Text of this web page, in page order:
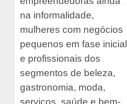
na informalidade,
mulheres com negócios
pequenos em fase inicial
e profissionais dos
segmentos de beleza,
gastronomia, moda,
serviços, saúde e bem-